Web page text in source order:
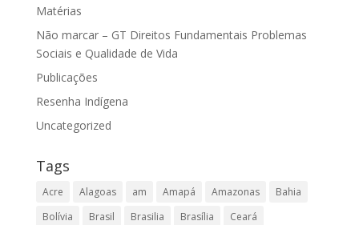
Matérias
Não marcar – GT Direitos Fundamentais Problemas
Sociais e Qualidade de Vida
Publicações
Resenha Indígena
Uncategorized
Tags
Acre Alagoas am Amapá Amazonas
Bahia
Bolívia
Brasil Brasilia Brasília
Ceará